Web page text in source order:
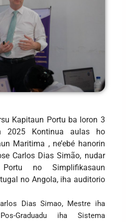
Kapitaun Portu ba loron 3
2025 Kontinua aulas ho
Maritima , ne’ebé hanorin
Carlos Dias Simão, nudar
no Simplifikasaun
no Angola, iha auditorio
Dias Simao, Mestre iha
Graduadu iha Sistema